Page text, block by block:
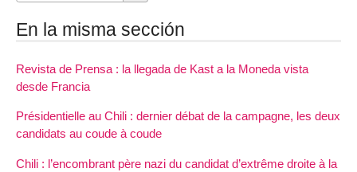
En la misma sección
Revista de Prensa : la llegada de Kast a la Moneda vista
desde Francia
Présidentielle au Chili : dernier débat de la campagne, les deux
candidats au coude à coude
Chili : l’encombrant père nazi du candidat d’extrême droite à la